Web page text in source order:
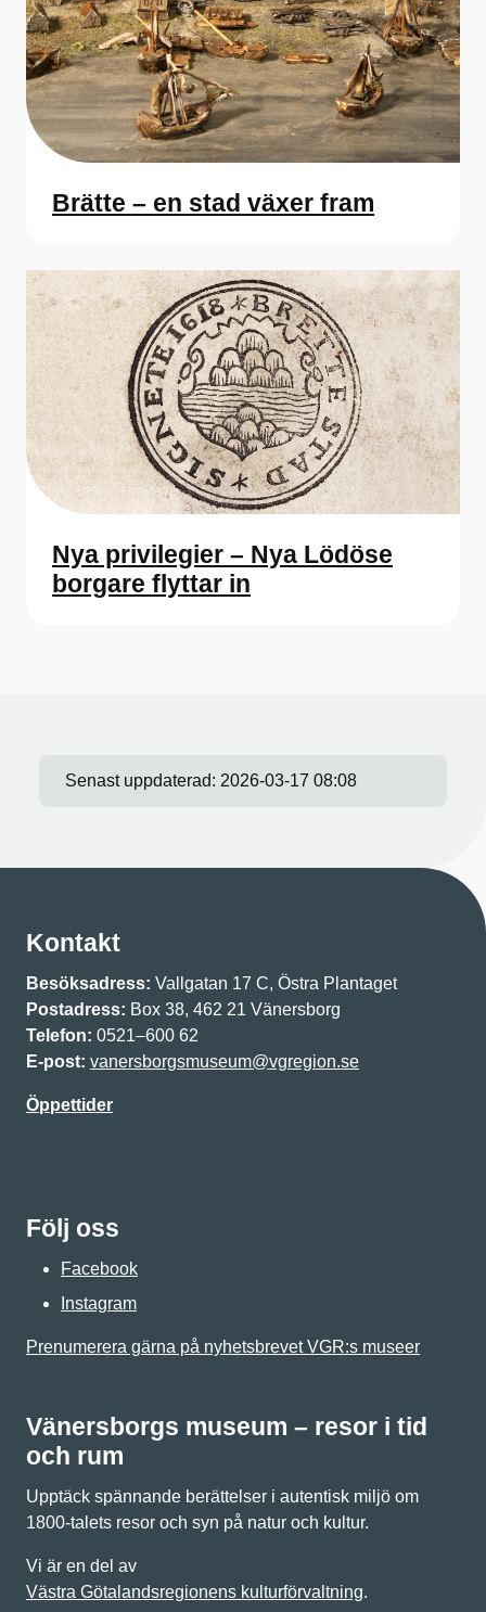
Brätte – en stad växer fram
Nya privilegier – Nya Lödöse
borgare flyttar in
Senast uppdaterad: 2026-03-17 08:08
Kontakt
Besöksadress: Vallgatan 17 C, Östra Plantaget
Postadress: Box 38, 462 21 Vänersborg
Telefon: 0521–600 62
E-post: vanersborgsmuseum@vgregion.se
Öppettider
Följ oss
Facebook
Instagram
Prenumerera gärna på nyhetsbrevet VGR:s museer
Vänersborgs museum – resor i tid
och rum
Upptäck spännande berättelser i autentisk miljö om
1800-talets resor och syn på natur och kultur.
Vi är en del av
Västra Götalandsregionens kulturförvaltning.